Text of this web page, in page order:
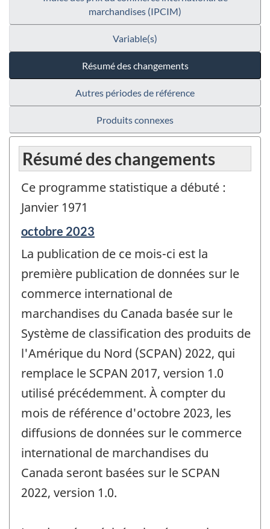
marchandises (IPCIM)
Variable(s)
Résumé des changements
Autres périodes de référence
Produits connexes
Résumé des changements
Ce programme statistique a débuté :
Janvier 1971
Période
référence
de
changement
-
octobre 2023
La publication de ce mois-ci est la
première publication de données sur le
commerce international de
marchandises du Canada basée sur le
Système de classification des produits de
l'Amérique du Nord (SCPAN) 2022, qui
remplace le SCPAN 2017, version 1.0
utilisé précédemment. À compter du
mois de référence d'octobre 2023, les
diffusions de données sur le commerce
international de marchandises du
Canada seront basées sur le SCPAN
2022, version 1.0.